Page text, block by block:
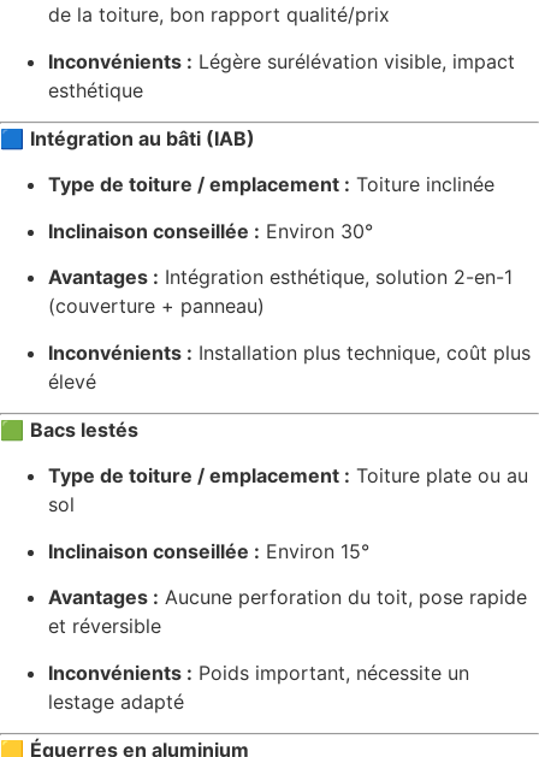
de la toiture, bon rapport qualité/prix
Inconvénients : Légère surélévation visible, impact
esthétique
🟦 Intégration au bâti (IAB)
Type de toiture / emplacement : Toiture inclinée
Inclinaison conseillée : Environ 30°
Avantages : Intégration esthétique, solution 2-en-1
(couverture + panneau)
Inconvénients : Installation plus technique, coût plus
élevé
🟩 Bacs lestés
Type de toiture / emplacement : Toiture plate ou au
sol
Inclinaison conseillée : Environ 15°
Avantages : Aucune perforation du toit, pose rapide
et réversible
Inconvénients : Poids important, nécessite un
lestage adapté
🟨 Équerres en aluminium